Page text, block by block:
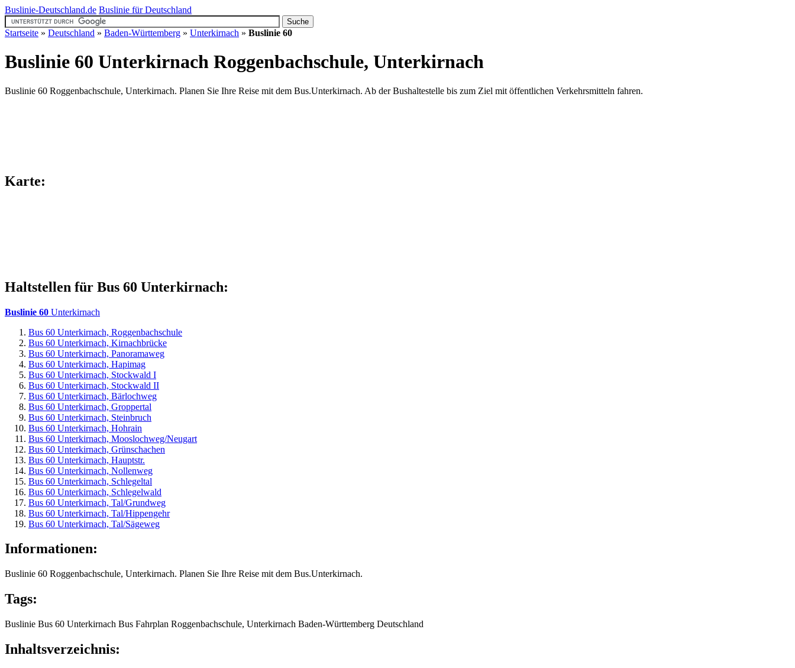
Buslinie-Deutschland.de Buslinie für Deutschland
Startseite » Deutschland » Baden-Württemberg » Unterkirnach » Buslinie 60
Buslinie 60 Unterkirnach Roggenbachschule, Unterkirnach
Buslinie 60 Roggenbachschule, Unterkirnach. Planen Sie Ihre Reise mit dem Bus.Unterkirnach. Ab der Bushaltestelle bis zum Ziel mit öffentlichen Verkehrsmitteln fahren.
Karte:
Haltstellen für Bus 60 Unterkirnach:
Buslinie 60 Unterkirnach
Bus 60 Unterkirnach, Roggenbachschule
Bus 60 Unterkirnach, Kirnachbrücke
Bus 60 Unterkirnach, Panoramaweg
Bus 60 Unterkirnach, Hapimag
Bus 60 Unterkirnach, Stockwald I
Bus 60 Unterkirnach, Stockwald II
Bus 60 Unterkirnach, Bärlochweg
Bus 60 Unterkirnach, Groppertal
Bus 60 Unterkirnach, Steinbruch
Bus 60 Unterkirnach, Hohrain
Bus 60 Unterkirnach, Mooslochweg/Neugart
Bus 60 Unterkirnach, Grünschachen
Bus 60 Unterkirnach, Hauptstr.
Bus 60 Unterkirnach, Nollenweg
Bus 60 Unterkirnach, Schlegeltal
Bus 60 Unterkirnach, Schlegelwald
Bus 60 Unterkirnach, Tal/Grundweg
Bus 60 Unterkirnach, Tal/Hippengehr
Bus 60 Unterkirnach, Tal/Sägeweg
Informationen:
Buslinie 60 Roggenbachschule, Unterkirnach. Planen Sie Ihre Reise mit dem Bus.Unterkirnach.
Tags:
Buslinie Bus 60 Unterkirnach Bus Fahrplan Roggenbachschule, Unterkirnach Baden-Württemberg Deutschland
Inhaltsverzeichnis: